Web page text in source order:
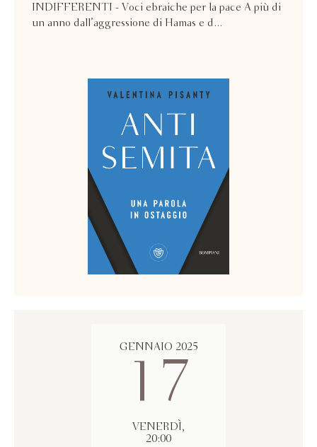
INDIFFERENTI - Voci ebraiche per la pace A più di
un anno dall’aggressione di Hamas e d...
GENNAIO 2025
17
VENERDÌ,
20:00